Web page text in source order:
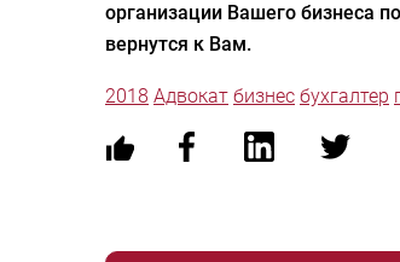
организации Вашего бизнеса по
вернутся к Вам.
2018 Адвокат бизнес бухгалтер